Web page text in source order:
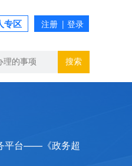
专区
搜索
平台——《政务超